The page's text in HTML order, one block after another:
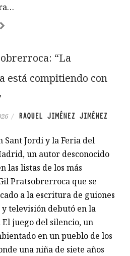
“La
está compitiendo con
/ RAQUEL JIMÉNEZ JIMÉNEZ
Sant Jordi y la Feria del
un autor desconocido
las listas de los más
Pratsobrerroca que se
a la escritura de guiones
televisión debutó en la
juego del silencio, un
en un pueblo de los
una niña de siete años